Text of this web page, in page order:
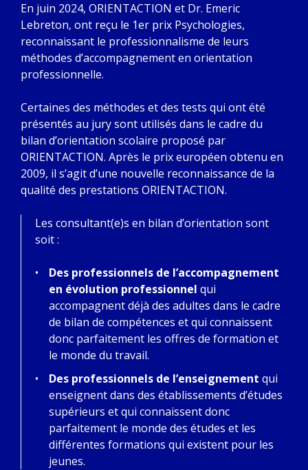
En juin 2024, ORIENTACTION et Dr. Emeric
Lebreton, ont reçu le 1er prix Psychologies,
reconnaissant le professionnalisme de leurs
méthodes d’accompagnement en orientation
professionnelle.
Certaines des méthodes et des tests qui ont été
présentés au jury sont utilisés dans le cadre du
bilan d’orientation scolaire proposé par
ORIENTACTION. Après le prix européen obtenu en
2009, il s’agit d’une nouvelle reconnaissance de la
qualité des prestations ORIENTACTION.
Les consultant(e)s en bilan d’orientation sont
soit :
Des professionnels de l’accompagnement
en évolution professionnel qui
accompagnent déjà des adultes dans le cadre
de bilan de compétences et qui connaissent
donc parfaitement les offres de formation et
le monde du travail.
Des professionnels de l’enseignement qui
enseignent dans des établissements d’études
supérieurs et qui connaissent donc
parfaitement le monde des études et les
différentes formations qui existent pour les
jeunes.